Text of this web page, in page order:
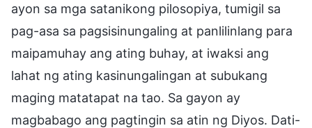
ayon sa mga satanikong pilosopiya, tumigil sa
pag-asa sa pagsisinungaling at panlilinlang para
maipamuhay ang ating buhay, at iwaksi ang
lahat ng ating kasinungalingan at subukang
maging matatapat na tao. Sa gayon ay
magbabago ang pagtingin sa atin ng Diyos. Dati-